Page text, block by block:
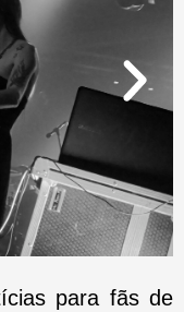
para fãs de